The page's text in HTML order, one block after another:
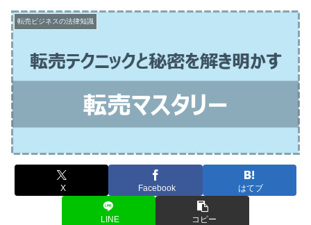
転売ビジネスの法律知識
X Facebook はてブ
LINE コピー